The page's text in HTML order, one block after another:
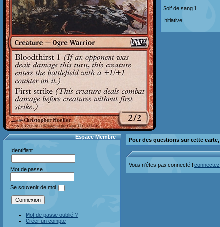
Soif de sang 1
Initiative.
Espace Membre
Identifiant
Mot de passe
Se souvenir de moi
Mot de passe oublié ?
Créer un compte
Pour des questions sur cette
Vous n'êtes pas connecté !